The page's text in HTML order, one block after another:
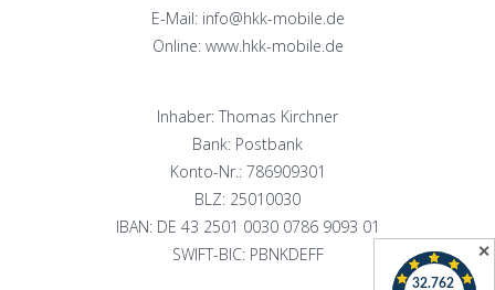
E-Mail: info@hkk-mobile.de
Online: www.hkk-mobile.de
Inhaber: Thomas Kirchner
Bank: Postbank
Konto-Nr.: 786909301
BLZ: 25010030
IBAN: DE 43 2501 0030 0786 9093 01
SWIFT-BIC: PBNKDEFF
✕